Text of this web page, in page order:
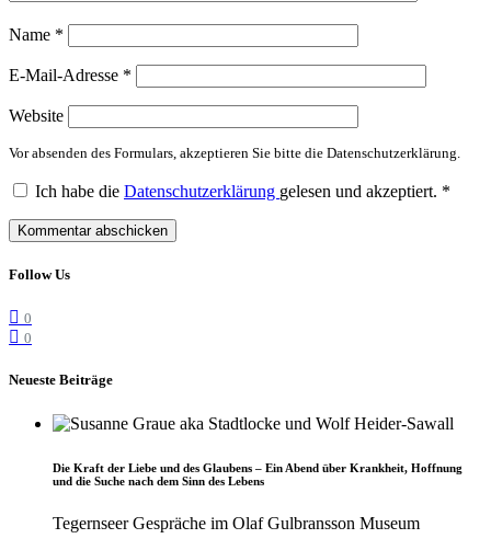
Name *
E-Mail-Adresse *
Website
Vor absenden des Formulars, akzeptieren Sie bitte die Datenschutzerklärung.
Ich habe die Datenschutzerklärung gelesen und akzeptiert. *
Follow Us
0
0
Neueste Beiträge
Die Kraft der Liebe und des Glaubens – Ein Abend über Krankheit, Hoffnung
und die Suche nach dem Sinn des Lebens
Tegernseer Gespräche im Olaf Gulbransson Museum